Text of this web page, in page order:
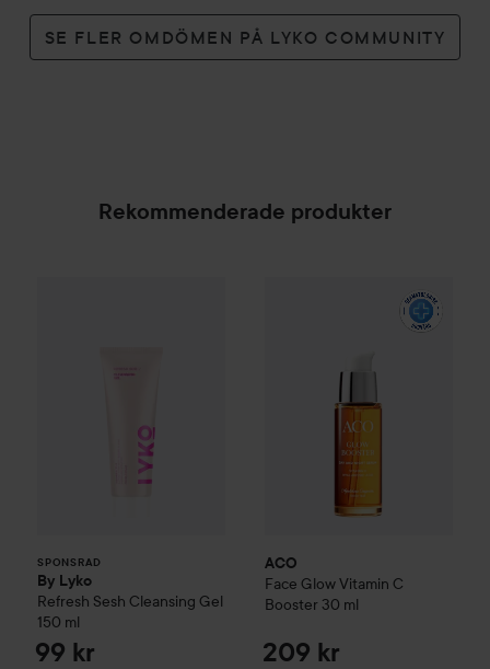
SE FLER OMDÖMEN PÅ LYKO COMMUNITY
Rekommenderade produkter
SPONSRAD
By Lyko
Refresh Sesh Cleansing Gel
150 ml
99 kr
150 ml99 kr
ACO
Face Glow Vitamin C
Booster 30 ml
209 kr
Face Glow Vitamin C